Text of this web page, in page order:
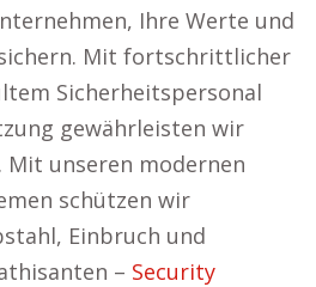
Ihre Werte und
Mit fortschrittlicher
Sicherheitspersonal
gewährleisten wir
Mit unseren modernen
schützen wir
Einbruch und
– Security